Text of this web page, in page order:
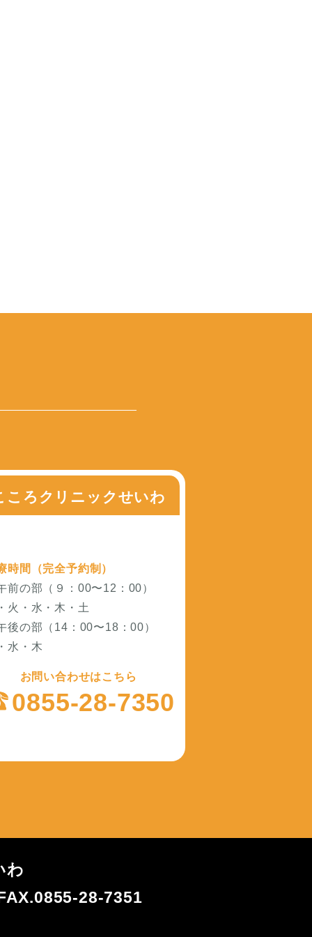
ころクリニックせいわ
時間（完全予約制）
前の部（９：00〜12：00）
火・水・木・土
後の部（14：00〜18：00）
水・木
お問い合わせはこちら
0855-28-7350
わ
28-7351